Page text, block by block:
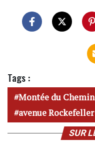
Tags :
Montée du
avenue Rockefeller
SUR